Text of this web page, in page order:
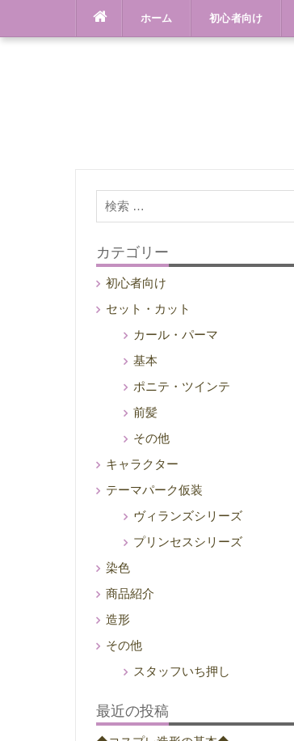
content
ホーム 初心者向け
索:
カテゴリー
初心者向け
セット・カット
カール・パーマ
基本
ポニテ・ツインテ
前髪
その他
キャラクター
テーマパーク仮装
ヴィランズシリーズ
プリンセスシリーズ
染色
商品紹介
造形
その他
スタッフいち押し
最近の投稿